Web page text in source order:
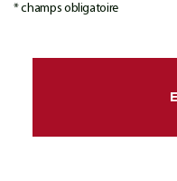
* champs obligatoire